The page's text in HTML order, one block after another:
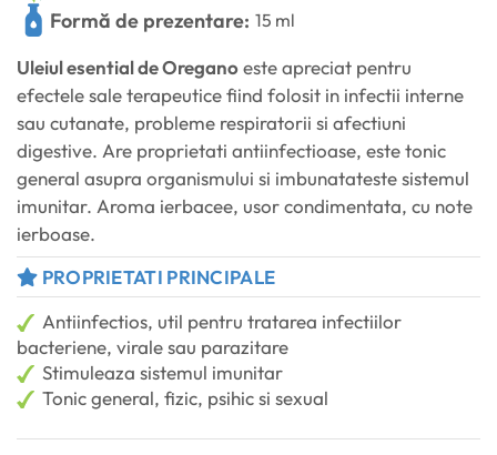
Formă de prezentare: 15 ml
Uleiul esential de Oreganoeste apreciat pentru
efectele sale terapeutice fiind folosit in infectii interne
sau cutanate, probleme respiratorii si afectiuni
digestive. Are proprietati antiinfectioase, este tonic
general asupra organismului si imbunatateste sistemul
imunitar. Aroma ierbacee, usor condimentata, cu note
ierboase.
PROPRIETATI PRINCIPALE
Antiinfectios, util pentru tratarea infectiilor
bacteriene, virale sau parazitare
Stimuleaza sistemul imunitar
Tonic general, fizic, psihic si sexual